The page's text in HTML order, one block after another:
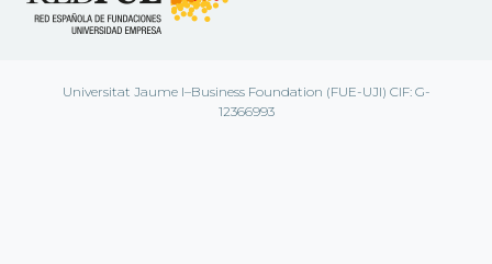
Universitat Jaume I–Business Foundation (FUE-UJI) CIF: G-
12366993